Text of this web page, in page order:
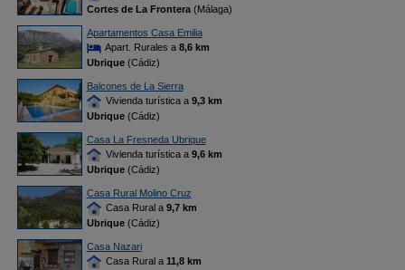
Cortes de La Frontera(Málaga)
Apartamentos Casa Emilia
Apart. Rurales a 8,6 km
Ubrique(Cádiz)
Balcones de La Sierra
Vivienda turística a 9,3 km
Ubrique(Cádiz)
Casa La Fresneda Ubrique
Vivienda turística a 9,6 km
Ubrique(Cádiz)
Casa Rural Molino Cruz
Casa Rural a 9,7 km
Ubrique(Cádiz)
Casa Nazari
Casa Rural a 11,8 km